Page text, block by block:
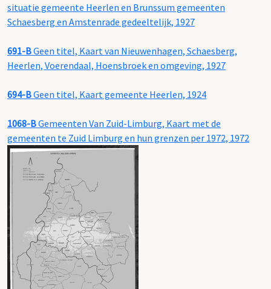
situatie gemeente Heerlen en Brunssum gemeenten
Schaesberg en Amstenrade gedeeltelijk, 1927
691-BGeen titel, Kaart van Nieuwenhagen, Schaesberg,
Heerlen, Voerendaal, Hoensbroek en omgeving, 1927
694-BGeen titel, Kaart gemeente Heerlen, 1924
1068-BGemeenten Van Zuid-Limburg, Kaart met de
gemeenten te Zuid Limburg en hun grenzen per 1972, 1972